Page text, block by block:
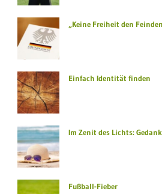
„Keine Freiheit den
Einfach Identität finden
Im Zenit des Lichts:
Fußball-Fieber